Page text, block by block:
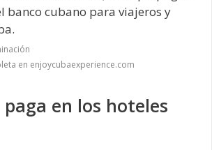
banco cubano para viajeros y
en enjoycubaexperience.com
paga en los hoteles